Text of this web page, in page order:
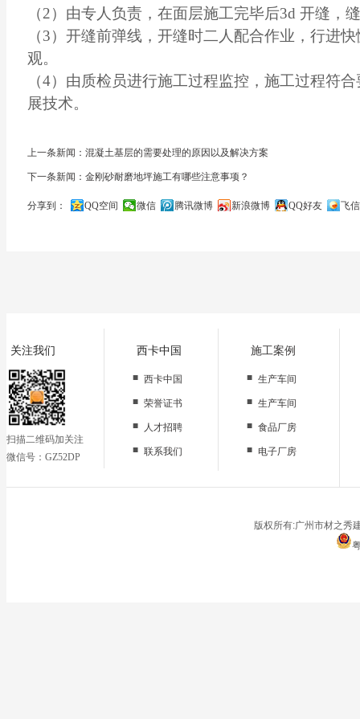
（2）由专人负责，在面层施工完毕后3d 开缝，
（3）开缝前弹线，开缝时二人配合作业，行进
观。
（4）由质检员进行施工过程监控，施工过程符
展技术。
上一条新闻：混凝土基层的需要处理的原因以及解决方案
下一条新闻：金刚砂耐磨地坪施工有哪些注意事项？
分享到： QQ空间 微信 腾讯微博 新浪微博 QQ好友
飞信
关注我们
扫描二维码加关注
微信号：GZ52DP
西卡中国
■ 西卡中国
■ 荣誉证书
■
人才招聘
■ 联系我们
施工案例
■ 生产车间
■ 生产车间
■ 食品厂房
■ 电子厂房
停车场
版权所有:广州市材之